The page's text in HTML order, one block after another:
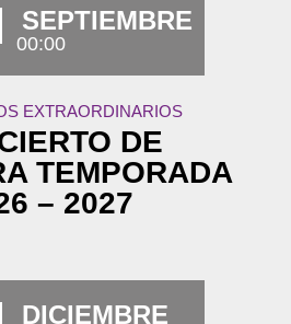
SEPTIEMBRE
00:00
EXTRAORDINARIOS
DE
TEMPORADA
– 2027
DICIEMBRE